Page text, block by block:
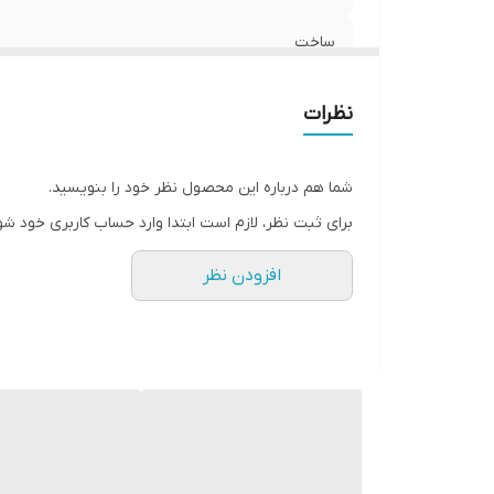
ساخت
نظرات
شما هم درباره این محصول نظر خود را بنویسید.
برای ثبت نظر، لازم است ابتدا وارد حساب کاربری خود
افزودن نظر